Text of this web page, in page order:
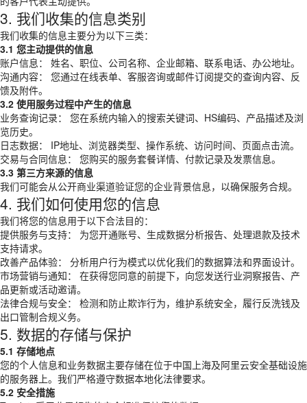
3. 我们收集的信息类别
我们收集的信息主要分为以下三类：
3.1 您主动提供的信息
账户信息： 姓名、职位、公司名称、企业邮箱、联系电话、办公地址。
沟通内容： 您通过在线表单、客服咨询或邮件订阅提交的查询内容、反
馈及附件。
3.2 使用服务过程中产生的信息
业务查询记录： 您在系统内输入的搜索关键词、HS编码、产品描述及浏
览历史。
日志数据： IP地址、浏览器类型、操作系统、访问时间、页面点击流。
交易与合同信息： 您购买的服务套餐详情、付款记录及发票信息。
3.3 第三方来源的信息
我们可能会从公开商业渠道验证您的企业背景信息，以确保服务合规。
4. 我们如何使用您的信息
我们将您的信息用于以下合法目的：
提供服务与支持： 为您开通账号、生成数据分析报告、处理退款及技术
支持请求。
改善产品体验： 分析用户行为模式以优化我们的数据算法和界面设计。
市场营销与通知： 在获得您同意的前提下，向您发送行业洞察报告、产
品更新或活动邀请。
法律合规与安全： 检测和防止欺诈行为，维护系统安全，履行反洗钱及
出口管制合规义务。
5. 数据的存储与保护
5.1 存储地点
您的个人信息和业务数据主要存储在位于中国上海及阿里云安全基础设施
的服务器上。我们严格遵守数据本地化法律要求。
5.2 安全措施